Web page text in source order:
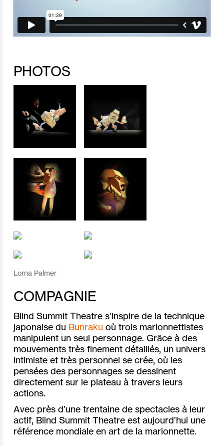
PHOTOS
Lorna Palmer
COMPAGNIE
Blind Summit Theatre s’inspire de la technique
japonaise du Bunraku où trois marionnettistes
manipulent un seul personnage. Grâce à des
mouvements très finement détaillés, un univers
intimiste et très personnel se crée, où les
pensées des personnages se dessinent
directement sur le plateau à travers leurs
actions.
Avec près d’une trentaine de spectacles à leur
actif, Blind Summit Theatre est aujourd’hui une
référence mondiale en art de la marionnette.